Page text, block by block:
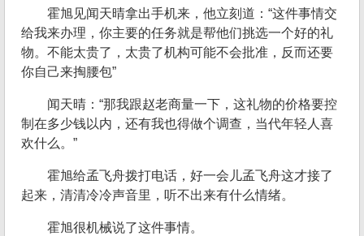
霍旭见闻天晴拿出手机来，他立刻道：“这件事情交
给我来办理，你主要的任务就是帮他们挑选一个好的礼
物。不能太贵了，太贵了机构可能不会批准，反而还要
你自己来掏腰包”
闻天晴：“那我跟赵老商量一下，这礼物的价格要控
制在多少钱以内，还有我也得做个调查，当代年轻人喜
欢什么。”
霍旭给孟飞舟拨打电话，好一会儿孟飞舟这才接了
起来，清清冷冷声音里，听不出来有什么情绪。
霍旭很机械说了这件事情。